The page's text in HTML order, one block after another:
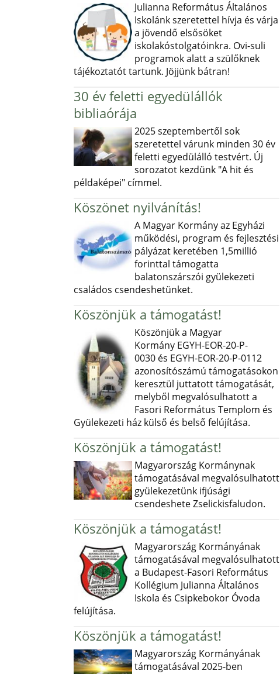
Julianna Református Általános
Iskolánk szeretettel hívja és várja
a jövendő elsősöket
iskolakóstolgatóinkra. Ovi-suli
programok alatt a szülőknek
tájékoztatót tartunk. Jöjjünk bátran!
30 év feletti egyedülállók
bibliaórája
2025 szeptembertől sok
szeretettel várunk minden 30 év
feletti egyedülálló testvért. Új
sorozatot kezdünk "A hit és
példaképei" címmel.
Köszönet nyilvánítás!
A Magyar Kormány az Egyházi
működési, program és fejlesztési
pályázat keretében 1,5millió
forinttal támogatta
balatonszárszói gyülekezeti
családos csendeshetünket.
Köszönjük a támogatást!
Köszönjük a Magyar
Kormány EGYH-EOR-20-P-
0030 és EGYH-EOR-20-P-0112
azonosítószámú támogatásokon
keresztül juttatott támogatását,
melyből megvalósulhatott a
Fasori Református Templom és
Gyülekezeti ház külső és belső felújítása.
Köszönjük a támogatást!
Magyarország Kormánynak
támogatásával megvalósulhatott
gyülekezetünk ifjúsági
csendeshete Zselickisfaludon.
Köszönjük a támogatást!
Magyarország Kormányának
támogatásával megvalósulhatott
a Budapest-Fasori Református
Kollégium Julianna Általános
Iskola és Csipkebokor Óvoda
felújítása.
Köszönjük a támogatást!
Magyarország Kormányának
támogatásával 2025-ben